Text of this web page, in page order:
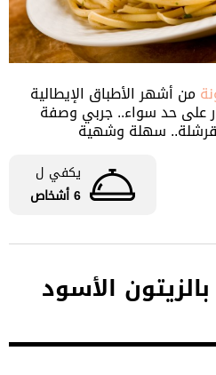
من أشهر الأطباق الإيطالية
على حد سواء.. جربي وصفة
سهلة وشهية
يكفي ل
6 أشخاص
الأسود